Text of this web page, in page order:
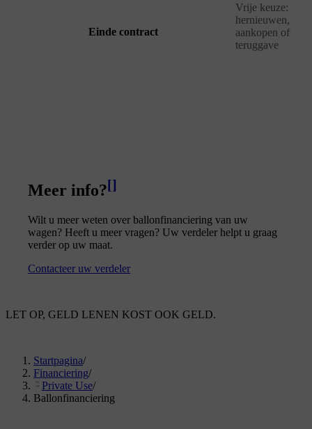
Einde contract
Vrije keuze:
hernieuwen,
aankopen of
teruggave
Meer info?[]
Wilt u meer weten over ballonfinanciering van uw
wagen? Heeft u meer vragen? Uw verdeler helpt u graag
verder op uw maat.
Contacteer uw verdeler
LET OP, GELD LENEN KOST OOK GELD.
Startpagina/
Financiering/
Private Use/
Ballonfinanciering